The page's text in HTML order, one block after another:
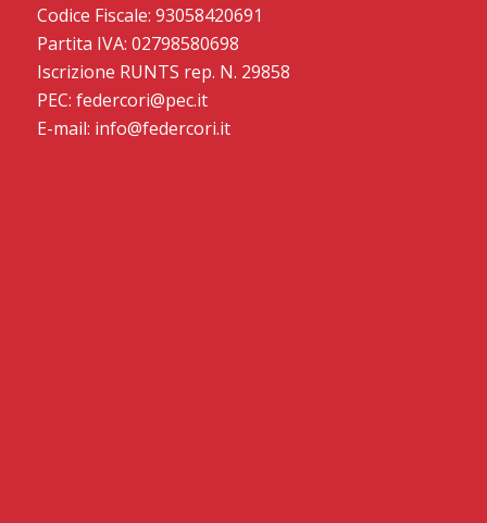
Codice Fiscale: 93058420691
Partita IVA: 02798580698
Iscrizione RUNTS rep. N. 29858
PEC: federcori@pec.it
E-mail: info@federcori.it